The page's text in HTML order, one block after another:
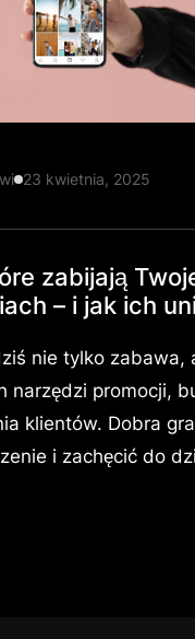
23 kwietnia, 2025
zabijają
– i jak ich
nie tylko zabawa,
narzędzi promocji,
klientów. Dobra
i zachęcić do